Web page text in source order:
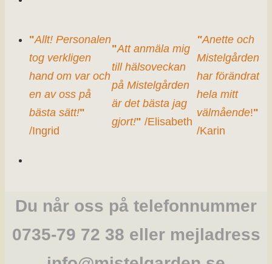
"Allt! Personalen
tog verkligen
hand om var och
en av oss på
bästa sätt!"
/Ingrid
"Att anmäla mig
till hälsoveckan
på Mistelgården
är det bästa jag
gjort!" /Elisabeth
"Anette och
Mistelgården
har förändrat
hela mitt
välmående!"
/Karin
Du når oss på telefonnummer
0735-79 72 38 eller mejladress